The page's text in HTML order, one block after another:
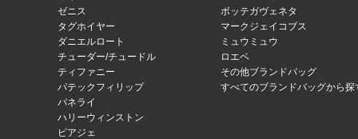
ゼニス
タグホイヤー
ダニエルロート
チューダー/チュードル
ティファニー
パテックフィリップ
パネライ
ハリーウィンストン
ピアジェ
ボッテガヴェネタ
マークジェイコブス
ミュウミュウ
ロエベ
その他ブランドバッグ
すべてのブランドバッグから探